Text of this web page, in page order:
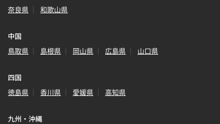
奈良県
和歌山県
中国
鳥取県
島根県 岡山県 広島県 山口県
四国
徳島県
香川県 愛媛県 高知県
九州・沖縄